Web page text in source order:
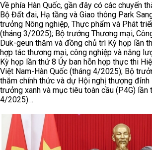
Về phía Hàn Quốc, gần đây có các chuyến
Bộ Đất đai, Hạ tầng và Giao thông Park
trưởng Nông nghiệp, Thực phẩm và Phát
(tháng 3/2025); Bộ trưởng Thương mại,
Duk-geun thăm và đồng chủ trì Kỳ họp lần
hợp tác thương mại, công nghiệp và năng
Kỳ họp lần thứ 8 Ủy ban hỗn hợp thực thi
Việt Nam-Hàn Quốc (tháng 4/2025); Bộ
thăm chính thức và dự Hội nghị thượng
trưởng xanh và mục tiêu toàn cầu (P4G)
4/2025)…